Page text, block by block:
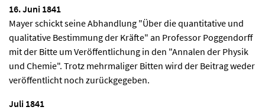
16. Juni 1841
Mayer schickt seine Abhandlung "Über die quantitative und
qualitative Bestimmung der Kräfte" an Professor Poggendorff
mit der Bitte um Veröffentlichung in den "Annalen der Physik
und Chemie". Trotz mehrmaliger Bitten wird der Beitrag weder
veröffentlicht noch zurückgegeben.
Juli 1841